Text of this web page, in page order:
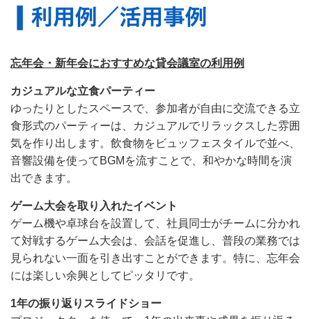
忘年会・新年会におすすめな貸会議室の利用例
カジュアルな立食パーティー
ゆったりとしたスペースで、参加者が自由に交流できる立
食形式のパーティーは、カジュアルでリラックスした雰囲
気を作り出します。飲食物をビュッフェスタイルで並べ、
音響設備を使ってBGMを流すことで、和やかな時間を演
出できます。
ゲーム大会を取り入れたイベント
ゲーム機や卓球台を設置して、社員同士がチームに分かれ
て対戦するゲーム大会は、会話を促進し、普段の業務では
見られない一面を引き出すことができます。特に、忘年会
には楽しい余興としてピッタリです。
1年の振り返りスライドショー